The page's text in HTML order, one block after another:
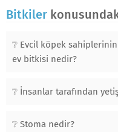
Bitkiler
Evcil köpek
ev bitkisi nedir?
İnsanlar tarafından
Stoma nedir?